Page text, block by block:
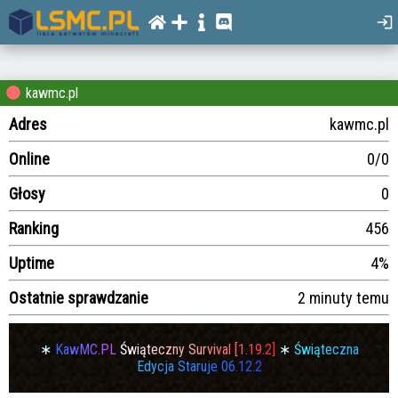
kawmc.pl
Adres
kawmc.pl
Online
0/0
Głosy
0
Ranking
456
Uptime
4%
Ostatnie sprawdzanie
2 minuty temu
∗ KawMC.PL Świąteczny Survival [1.19.2] ∗ Świąteczna
Edycja Staruje 06.12.2